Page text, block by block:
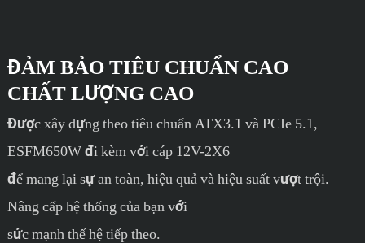
ĐẢM BẢO TIÊU CHUẨN CAO
CHẤT LƯỢNG CAO
Được xây dựng theo tiêu chuẩn ATX3.1 và PCIe 5.1,
ESFM650W đi kèm với cáp 12V-2X6
để mang lại sự an toàn, hiệu quả và hiệu suất vượt trội.
Nâng cấp hệ thống của bạn với
sức mạnh thế hệ tiếp theo.